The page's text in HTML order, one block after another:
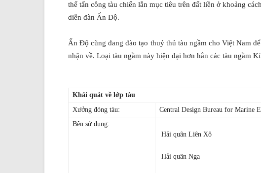
thể tấn công tàu chiến lẫn mục tiêu trên đất liền ở khoảng
diễn đàn Ấn Độ.
Ấn Độ cũng đang đào tạo thuỷ thủ tàu ngầm cho Việt Nam
nhận về. Loại tàu ngầm này hiện đại hơn hẳn các tàu ngầm
Khái quát về lớp tàu
Xưởng đóng tàu:
Central Design Bureau for Marine
Bên sử dụng:
Hải quân Liên Xô
Hải quân Nga